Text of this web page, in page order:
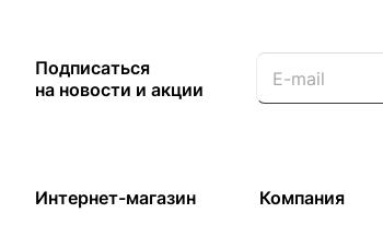
Подписаться
на новости и акции
Интернет-магазин Компания